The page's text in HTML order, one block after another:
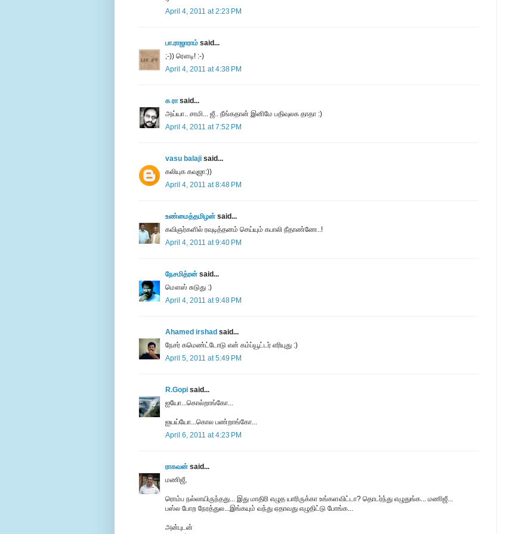
April 4, 2011 at 2:23 PM
பா.ராஜாராம் said...
;-)) ரௌடி! :-)
April 4, 2011 at 4:38 PM
க ராsaid...
அய்யா.. சாமி... ஜீ.. நீங்கதான் இனிமே பதிவுலக தாதா :)
April 4, 2011 at 7:52 PM
vasu balaji said...
கலியுக கவுஜா:))
April 4, 2011 at 8:48 PM
உண்மைத்தமிழன் said...
கவிஞர்களில் ரவுடித்தனம் செய்யும் கபாலி நீதாண்ணே..!
April 4, 2011 at 9:40 PM
நேசமித்ரன் said...
மௌஸ் சுடுது :)
April 4, 2011 at 9:48 PM
Ahamed irshad said...
நேச‌ர் க‌மெண்ட்டோடு என் க‌ம்ப்யூட்ட‌ர் எரியுது :)
April 5, 2011 at 5:49 PM
R.Gopi said...
ஐயோ...கொல்றாங்கோ...
ஐயய்யோ...கொல பண்றாங்கோ...
April 6, 2011 at 4:23 PM
ராகவன் said...
மணிஜீ,
ரொம்ப நல்லாயிருந்தது... இது மாதிரி எழுத யாரிருக்கா உங்களவிட்டா? தொடர்ந்து எழுதுங்க... மணிஜீ...
பஸ்ல போற நேரத்துல...இங்கயும் வந்து ஏதாவது எழுதிட்டு போங்க...
அன்புடன்